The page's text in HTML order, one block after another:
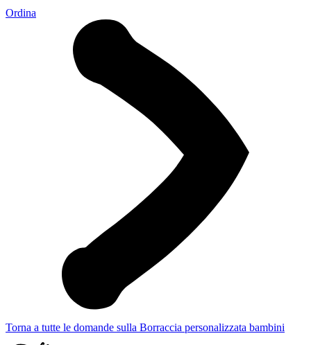
Ordina
Torna a tutte le domande sulla Borraccia personalizzata bambini